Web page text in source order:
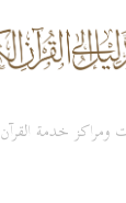
ومراكز خدمة